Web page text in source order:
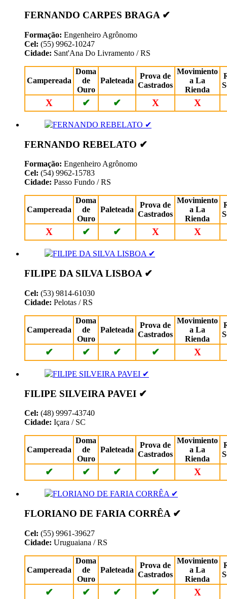
FERNANDO CARPES BRAGA ✔
Formação: Engenheiro Agrônomo
Cel: (55) 9962-10247
Cidade: Sant'Ana Do Livramento / RS
Campereada
Doma
de
Ouro
Paleteada
Prova de
Castrados
Movimiento
a La
Rienda
X ✔ ✔ X X
FERNANDO REBELATO ✔
Formação: Engenheiro Agrônomo
Cel: (54) 9962-15783
Cidade: Passo Fundo / RS
Campereada
Doma
de
Ouro
Paleteada
Prova de
Castrados
Movimiento
a La
Rienda
X ✔ ✔ X X
FILIPE DA SILVA LISBOA ✔
Cel: (53) 9814-61030
Cidade: Pelotas / RS
Campereada
Doma
de
Ouro
Paleteada
Prova de
Castrados
Movimiento
a La
Rienda
✔ ✔ ✔ ✔ X
FILIPE SILVEIRA PAVEI ✔
Cel: (48) 9997-43740
Cidade: Içara / SC
Campereada
Doma
de
Ouro
Paleteada
Prova de
Castrados
Movimiento
a La
Rienda
✔ ✔ ✔ ✔ X
FLORIANO DE FARIA CORRÊA ✔
Cel: (55) 9961-39627
Cidade: Uruguaiana / RS
Campereada
Doma
de
Ouro
Paleteada
Prova de
Castrados
Movimiento
a La
Rienda
✔ ✔ ✔ ✔ X